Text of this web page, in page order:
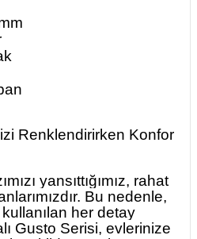
Renklendirirken Konfor
yansıttığımız, rahat
Bu nedenle,
her detay
Gusto Serisi, evlerinize